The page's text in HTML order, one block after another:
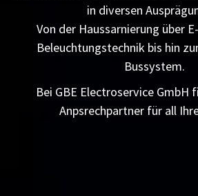
in diversen
Von der Haussarnierung über
Beleuchtungstechnik bis hin
Bussystem.
Bei GBE Electroservice GmbH
Anpsrechpartner für all